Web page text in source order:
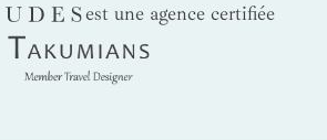
est une agence certifiée
Takumians